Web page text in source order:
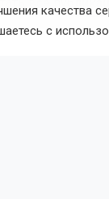
все
качества
с